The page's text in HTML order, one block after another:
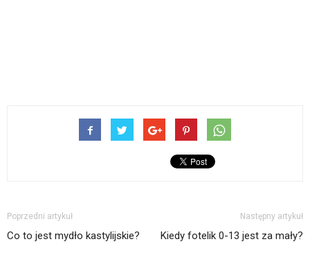
Poprzedni artykuł
Co to jest mydło kastylijskie?
Następny artykuł
Kiedy fotelik 0-13 jest za mały?